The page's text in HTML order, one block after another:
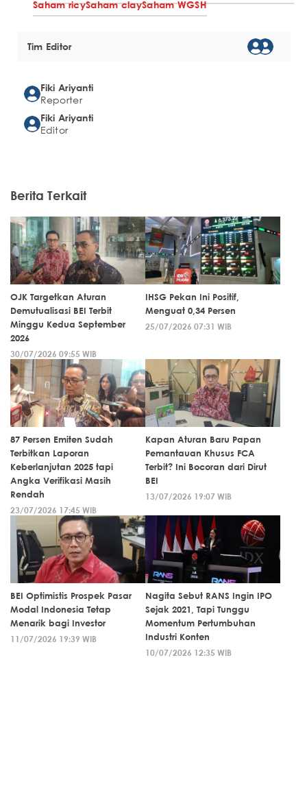
Saham ricySaham claySaham WGSH
Tim Editor
Fiki Ariyanti
Reporter
Fiki Ariyanti
Editor
Berita Terkait
OJK Targetkan Aturan
Demutualisasi BEI Terbit
Minggu Kedua September
2026
30/07/2026 09:55 WIB
IHSG Pekan Ini Positif,
Menguat 0,34 Persen
25/07/2026 07:31 WIB
87 Persen Emiten Sudah
Terbitkan Laporan
Keberlanjutan 2025 tapi
Angka Verifikasi Masih
Rendah
23/07/2026 17:45 WIB
Kapan Aturan Baru Papan
Pemantauan Khusus FCA
Terbit? Ini Bocoran dari Dirut
BEI
13/07/2026 19:07 WIB
BEI Optimistis Prospek Pasar
Modal Indonesia Tetap
Menarik bagi Investor
11/07/2026 19:39 WIB
Nagita Sebut RANS Ingin IPO
Sejak 2021, Tapi Tunggu
Momentum Pertumbuhan
Industri Konten
10/07/2026 12:35 WIB